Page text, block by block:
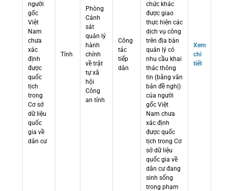
người
gốc
Việt
Nam
chưa
xác
định
được
quốc
tịch
trong
Cơ sở
dữ liệu
quốc
gia về
dân cư
Tỉnh
Phòng
Cảnh
sát
quản lý
hành
chính
về trật
tự xã
hội
Công
an tỉnh
Công
tác
tiếp
dân
chức khác
được giao
thực hiện các
dịch vụ công
trên địa bàn
quản lý có
nhu cầu khai
thác thông
tin (bằng văn
bản đề nghị)
của người
gốc Việt
Nam chưa
xác định
được quốc
tịch trong Cơ
sở dữ liệu
quốc gia về
dân cư đang
sinh sống
trong phạm
Xem
chi
tiết